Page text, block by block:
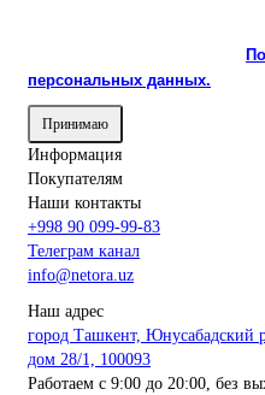
персональных данных.
Принимаю
Информация
Покупателям
Наши контакты
+998 90 099-99-83
Телеграм канал
info@netora.uz
Наш адрес
город Ташкент,
дом 28/1, 100093
Работаем с 9:00 до 20:00, без